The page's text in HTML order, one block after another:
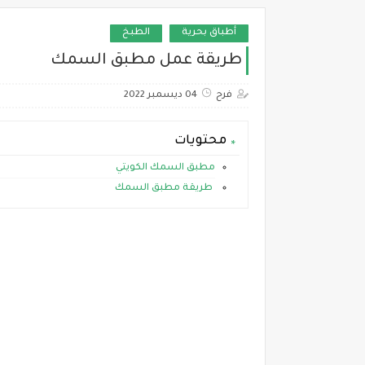
أطباق بحرية الطبخ
طريقة عمل مطبق السمك
فرح 04 ديسمبر 2022
محتويات
مطبق السمك الكويتي
طريقة مطبق السمك